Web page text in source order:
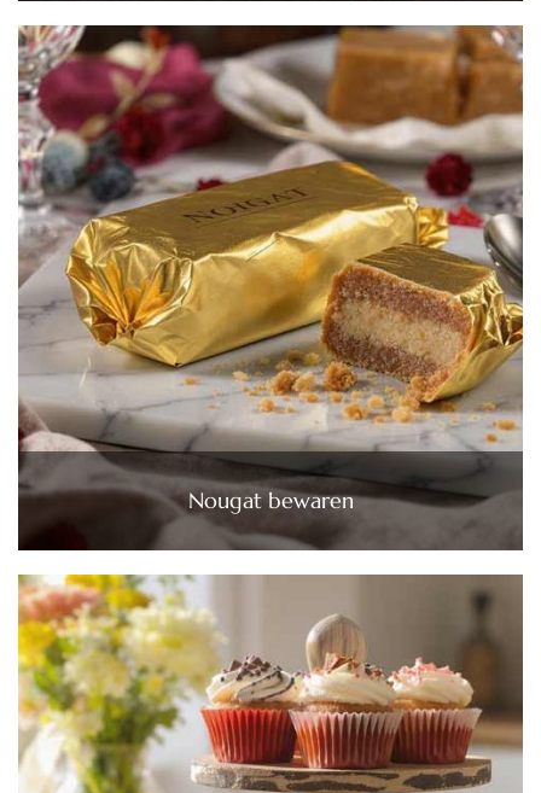
Nougat bewaren